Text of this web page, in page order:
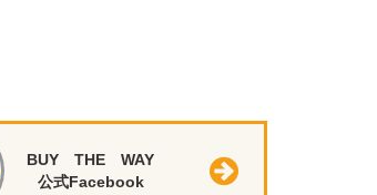
BUY THE WAY
公式Facebook